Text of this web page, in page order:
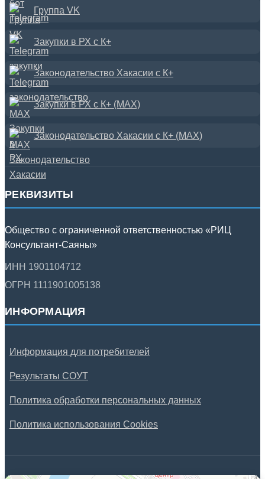
Группа VK
Закупки в РХ с К+
Законодательство Хакасии с К+
Закупки в РХ с К+ (MAX)
Законодательство Хакасии с К+ (MAX)
РЕКВИЗИТЫ
Общество с ограниченной ответственностью «РИЦ
Консультант-Саяны»
ИНН 1901104712
ОГРН 1111901005138
ИНФОРМАЦИЯ
Информация для потребителей
Результаты СОУТ
Политика обработки персональных данных
Политика использования Cookies